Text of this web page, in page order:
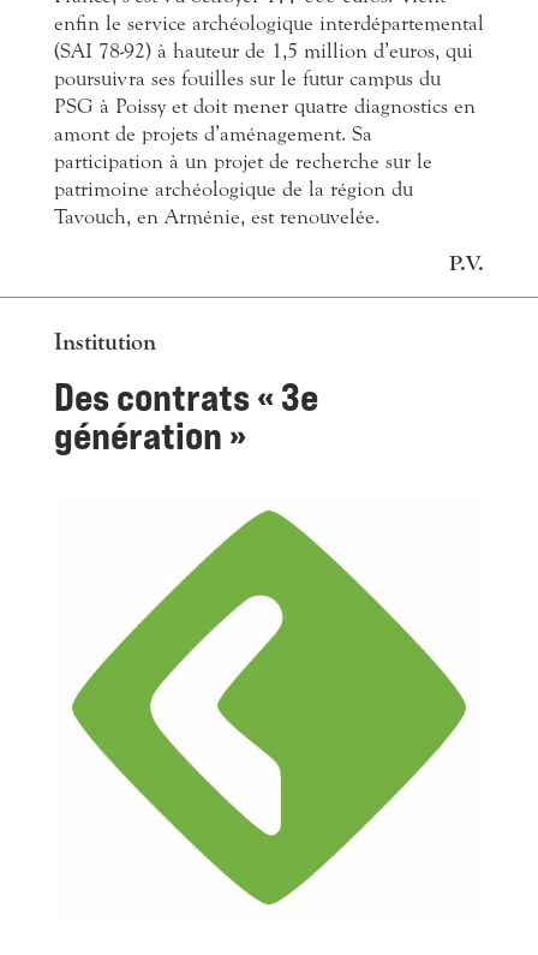
enfin le service archéologique interdépartemental
(SAI 78-92) à hauteur de 1,5 million d’euros, qui
poursuivra ses fouilles sur le futur campus du
PSG à Poissy et doit mener quatre diagnostics en
amont de projets d’aménagement. Sa
participation à un projet de recherche sur le
patrimoine archéologique de la région du
Tavouch, en Arménie, est renouvelée.
P.V.
Institution
Des contrats « 3e
génération »